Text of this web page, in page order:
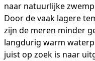
naar natuurlijke
Door de vaak lagere
zijn de meren minder
langdurig warm
juist op zoek is naar